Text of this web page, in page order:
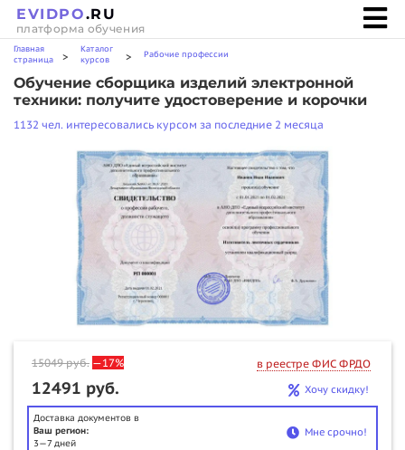
EVIDPO.RU
платформа обучения
Главная
страница
>
Каталог
курсов
> Рабочие профессии
Обучение сборщика изделий электронной
техники: получите удостоверение и корочки
1132 чел. интересовались курсом за последние 2 месяца
15049руб. —17% в реестре ФИС ФРДО
12491 руб. Хочу скидку!
Доставка документов в
Ваш регион:
3—7 дней
Мне срочно!